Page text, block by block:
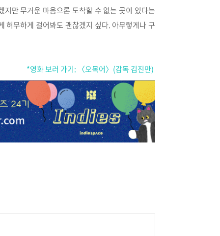
만 무거운 마음으론 도착할 수 없는 곳이 있다는
허무하게 걸어봐도 괜찮겠지 싶다. 아무렇게나 구
*영화 보러 가기: 〈오목어〉(감독 김진만)